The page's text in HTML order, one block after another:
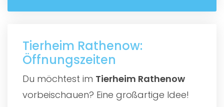
Tierheim Rathenow:
Öffnungszeiten
Du möchtest im Tierheim Rathenow
vorbeischauen? Eine großartige Idee!